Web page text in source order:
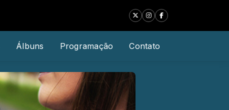
Álbuns Programação Contato